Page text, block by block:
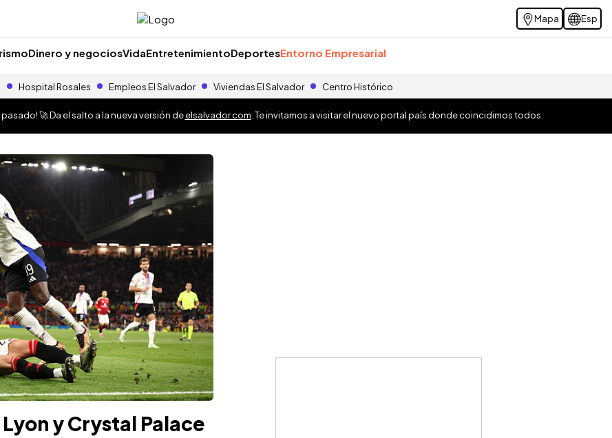
Mapa Esp
Dinero y negociosVidaEntretenimientoDeportesEntorno Empresarial
Hospital Rosales Empleos El Salvador Viviendas El Salvador Centro Histórico
🚀 Da el salto a la nueva versión deelsalvador.com . Te invitamos a visitar el nuevo portal país donde coincidimos todos.
y Crystal Palace